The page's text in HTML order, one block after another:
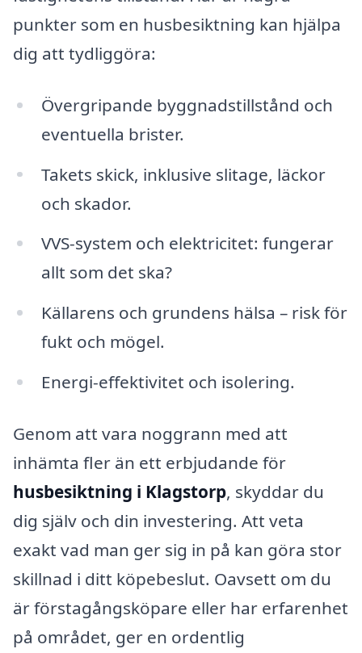
punkter som en husbesiktning kan hjälpa
dig att tydliggöra:
Övergripande byggnadstillstånd och
eventuella brister.
Takets skick, inklusive slitage, läckor
och skador.
VVS-system och elektricitet: fungerar
allt som det ska?
Källarens och grundens hälsa – risk för
fukt och mögel.
Energi-effektivitet och isolering.
Genom att vara noggrann med att
inhämta fler än ett erbjudande för
husbesiktning i Klagstorp, skyddar du
dig själv och din investering. Att veta
exakt vad man ger sig in på kan göra stor
skillnad i ditt köpebeslut. Oavsett om du
är förstagångsköpare eller har erfarenhet
på området, ger en ordentlig